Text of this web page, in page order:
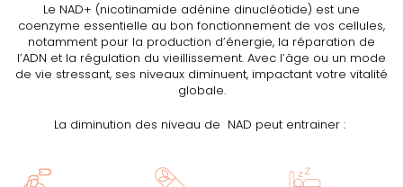
Le NAD+ (nicotinamide adénine dinucléotide) est une
coenzyme essentielle au bon fonctionnement de vos cellules,
notamment pour la production d’énergie, la réparation de
l’ADN et la régulation du vieillissement. Avec l’âge ou un mode
de vie stressant, ses niveaux diminuent, impactant votre vitalité
globale.
La diminution des niveau de NAD peut entrainer :